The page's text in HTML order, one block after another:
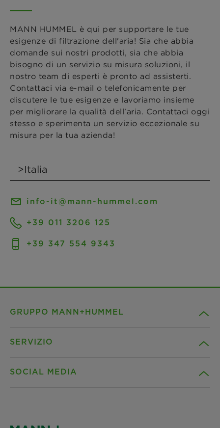
MANN HUMMEL è qui per supportare le tue
esigenze di filtrazione dell'aria! Sia che abbia
domande sui nostri prodotti, sia che abbia
bisogno di un servizio su misura soluzioni, il
nostro team di esperti è pronto ad assisterti.
Contattaci via e-mail o telefonicamente per
discutere le tue esigenze e lavoriamo insieme
per migliorare la qualità dell'aria. Contattaci oggi
stesso e sperimenta un servizio eccezionale su
misura per la tua azienda!
info-it@mann-hummel.com
+39 011 3206 125
+39 347 554 9343
GRUPPO MANN+HUMMEL
SERVIZIO
SOCIAL MEDIA